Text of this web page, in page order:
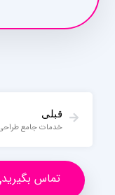
قبلی
تماس بگیرید